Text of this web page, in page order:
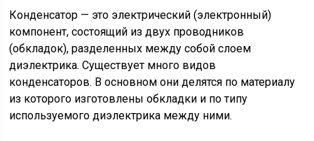
Конденсатор — это электрический (электронный)
компонент, состоящий из двух проводников
(обкладок), разделенных между собой слоем
диэлектрика. Существует много видов
конденсаторов. В основном они делятся по материалу
из которого изготовлены обкладки и по типу
используемого диэлектрика между ними.